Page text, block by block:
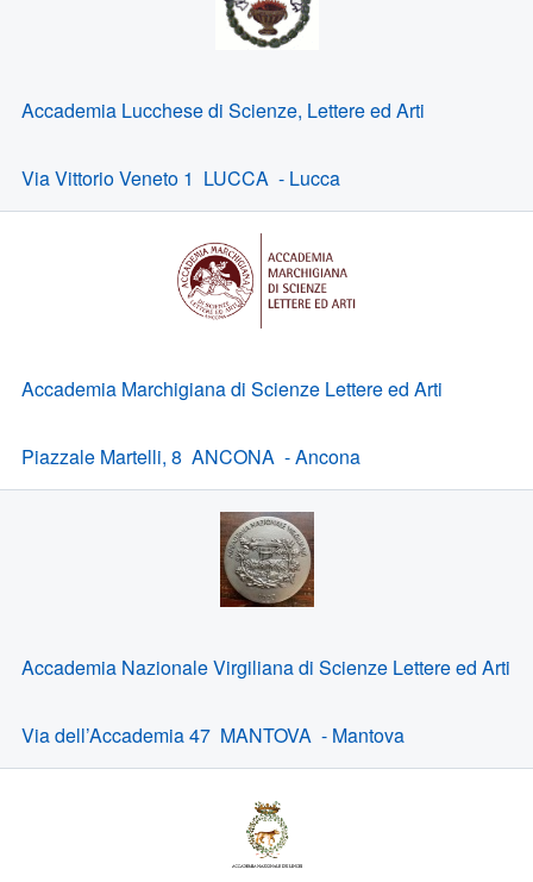
Accademia Lucchese di Scienze, Lettere ed Arti
Via Vittorio Veneto 1 LUCCA - Lucca
Accademia Marchigiana di Scienze Lettere ed Arti
Piazzale Martelli, 8 ANCONA - Ancona
Accademia Nazionale Virgiliana di Scienze Lettere ed Arti
Via dell’Accademia 47 MANTOVA - Mantova